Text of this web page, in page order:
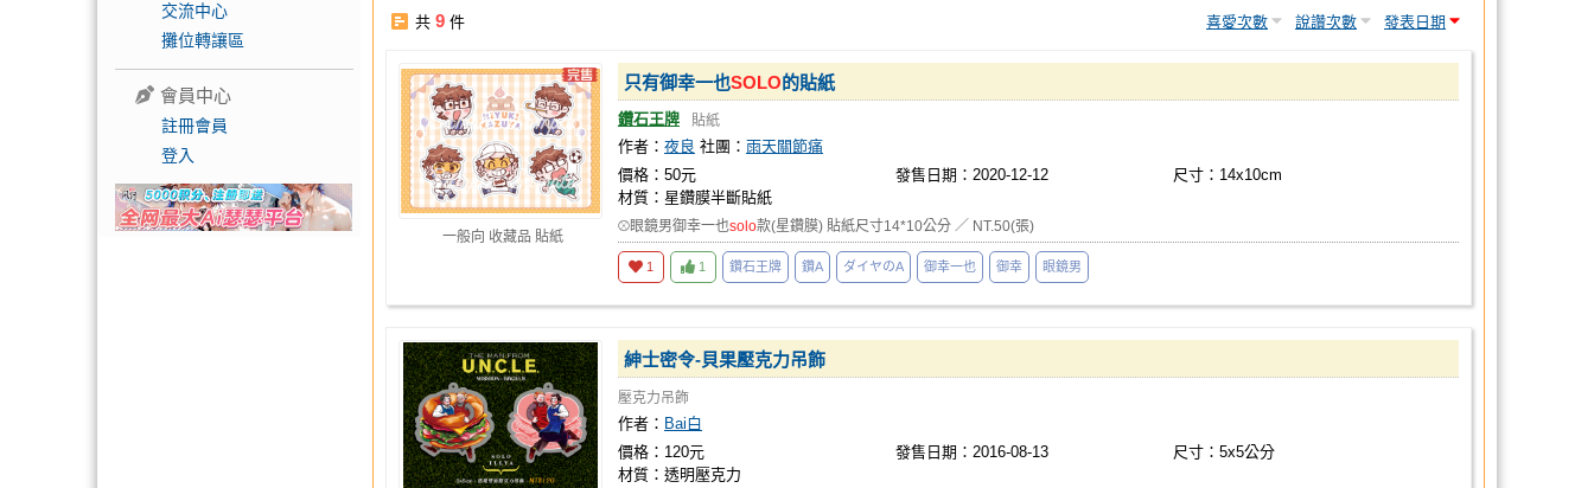
交流中心
攤位轉讓區
會員中心
註冊會員
登入
共 9 件 喜愛次數 說讚次數 發表日期
一般向 收藏品 貼紙
只有御幸一也SOLO的貼紙
鑽石王牌 貼紙
作者： 夜良 社團： 雨天關節痛
價格：50元
發售日期：2020-12-12
尺寸：14x10cm
材質：星鑽膜半斷貼紙
⚾眼鏡男御幸一也solo款(星鑽膜) 貼紙尺寸14*10公分 ／ NT.50(張)
1 1 鑽石王牌 鑽A ダイヤのA 御幸一也 御幸 眼鏡男
紳士密令-貝果壓克力吊飾
壓克力吊飾
作者： Bai白
價格：120元
發售日期：2016-08-13
尺寸：5x5公分
材質：透明壓克力